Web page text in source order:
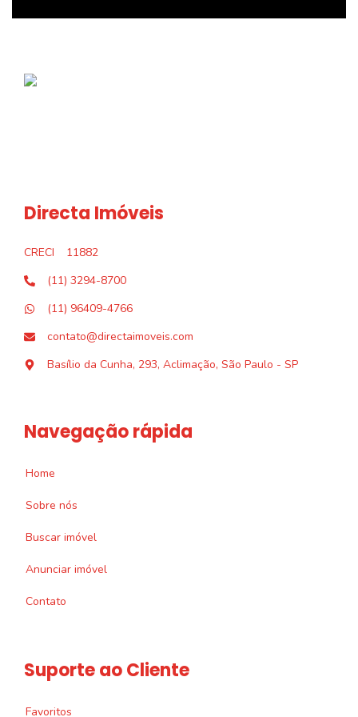
Directa Imóveis
CRECI
11882
(11) 3294-8700
(11) 96409-4766
contato@directaimoveis.com
Basílio da Cunha, 293, Aclimação, São Paulo - SP
Navegação rápida
Home
Sobre nós
Buscar imóvel
Anunciar imóvel
Contato
Suporte ao Cliente
Favoritos